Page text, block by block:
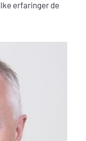
erfaringer de